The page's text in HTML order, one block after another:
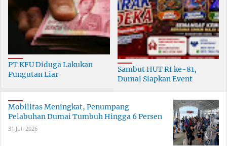
PT KFU Diduga Lakukan
Pungutan Liar
Dumai
Sambut HUT RI ke-81,
Dumai Siapkan Event
Mobilitas Meningkat, Penumpang
Pelabuhan Dumai Tumbuh Hingga 6 Persen
31 Juli 2026